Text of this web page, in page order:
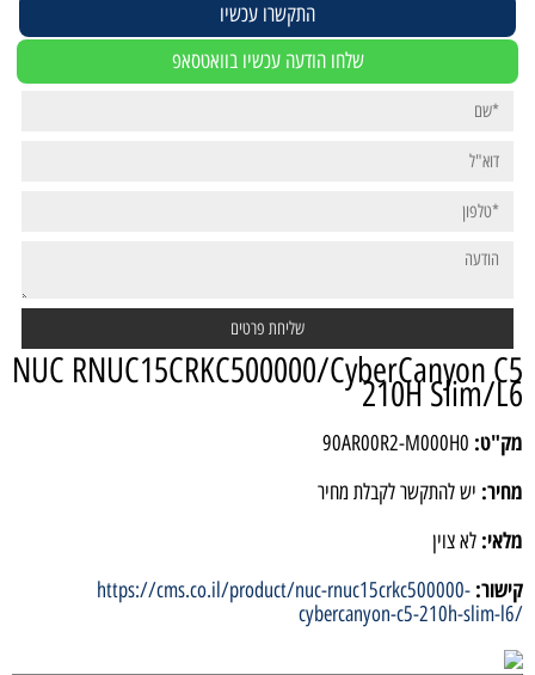
התקשרו עכשיו
שלחו הודעה עכשיו בוואטסאפ
NUC RNUC15CRKC500000/CyberCanyon C5
210H Slim/L6
מק"ט: 90AR00R2-M000H0
מחיר: יש להתקשר לקבלת מחיר
מלאי: לא צוין
קישור: https://cms.co.il/product/nuc-rnuc15crkc500000-
cybercanyon-c5-210h-slim-l6/